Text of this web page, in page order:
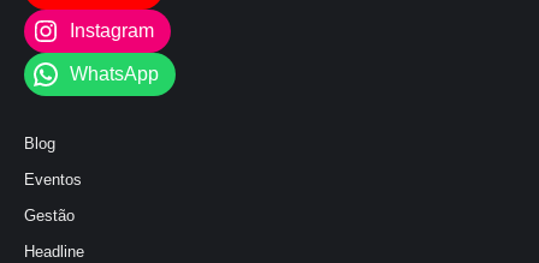
Instagram
WhatsApp
Blog
Eventos
Gestão
Headline